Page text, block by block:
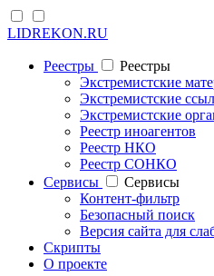
LIDREKON.RU
Реестры
Реестры
Экстремистские
Экстремистские
Экстремистские
Реестр иноагентов
Реестр НКО
Реестр СОНКО
Cервисы
Cервисы
Контент-фильтр
Безопасный поиск
Версия сайта для
Скрипты
О проекте